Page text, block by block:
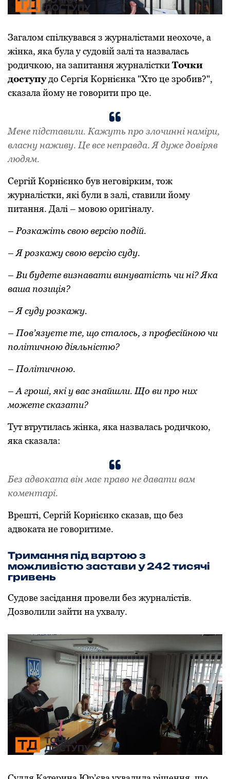
Загалом спілкувався з журналістами неохоче, а
жінка, яка була у судовій залі та назвалась
родичкою, на запитання журналісткиТочки
доступудо Сергія Корнієнка "Хто це зробив?",
сказала йому не говорити про це.
Мене підставили. Кажуть про злочинні наміри,
власну наживу. Це все неправда. Я дуже довіряв
людям.
Сергій Корнієнко був неговірким, тож
журналістки, які були в залі, ставили йому
питання. Далі – мовою оригіналу.
– Розкажіть свою версію подій.
– Я розкажу свою версію суду.
– Ви будете визнавати винуватість чи ні? Яка
ваша позиція?
– Я суду розкажу.
– Пов’язуєте те, що сталось, з професійною чи
політичною діяльністю?
– Політичною.
– А гроші, які у вас знайшли. Що ви про них
можете сказати?
Тут втрутилась жінка, яка назвалась родичкою,
яка сказала:
Без адвоката він має право не давати вам
коментарі.
Врешті, Сергій Корнієнко сказав, що без
адвоката не говоритиме.
Тримання під вартою з
можливістю застави у 242 тисячі
гривень
Судове засідання провели без журналістів.
Дозволили зайти на ухвалу.